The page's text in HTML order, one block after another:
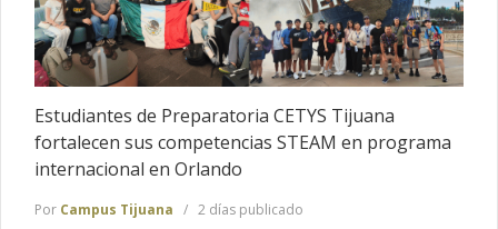
Estudiantes de Preparatoria CETYS Tijuana
fortalecen sus competencias STEAM en programa
internacional en Orlando
Por Campus Tijuana 2 días publicado